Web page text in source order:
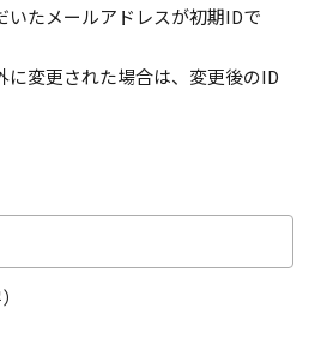
いたメールアドレスが初期IDで
に変更された場合は、変更後のID